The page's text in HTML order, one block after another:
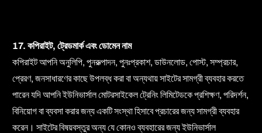
17. কপিরাইট, ট্রেডমার্ক এবং ডোমেন নাম
কপিরাইট আপনি অনুলিপি, পুনরুত্পাদন, পুনঃপ্রকাশ, ডাউনলোড, পোস্ট, সম্প্রচার,
প্রেরণ, জনসাধারণের কাছে উপলব্ধ করা বা অন্যথায় সাইটের সামগ্রী ব্যবহার করতে
পারেন যদি আপনি ইউনিভার্সাল মোটরসাইকেল ট্রেনিং লিমিটেডকে প্রশিক্ষণ, পরিদর্শন,
বিনিয়োগ বা ব্যবসা করার জন্য একটি সংস্থা হিসাবে প্রচারের জন্য সামগ্রী ব্যবহার
করেন। সাইটের বিষয়বস্তুর অন্য যে কোনও ব্যবহারের জন্য ইউনিভার্সাল